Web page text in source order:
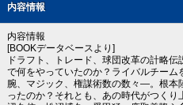
内容情報
内容情報
[BOOKデータベースより]
ドラフト、トレード、球団改革の計略
で何をやっていたのか？ライバルチー
腕、マジック、権謀術数の数々―。根本
ったのか？それとも、あの時代がつく